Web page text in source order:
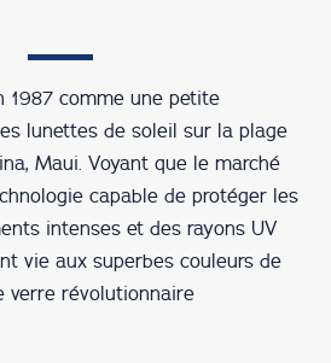
1987 comme une petite
lunettes de soleil sur la plage
Maui. Voyant que le marché
capable de protéger les
intenses et des rayons UV
vie aux superbes couleurs de
verre révolutionnaire